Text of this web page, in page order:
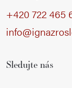
+420 722 465
Sledujte nás